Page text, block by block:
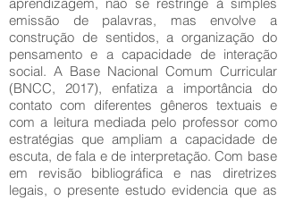
emissão de palavras, mas envolve a
construção de sentidos, a organização do
pensamento e a capacidade de interação
social. A Base Nacional Comum Curricular
(BNCC, 2017), enfatiza a importância do
contato com diferentes gêneros textuais e
com a leitura mediada pelo professor como
estratégias que ampliam a capacidade de
escuta, de fala e de interpretação. Com base
em revisão bibliográfica e nas diretrizes
legais, o presente estudo evidencia que as